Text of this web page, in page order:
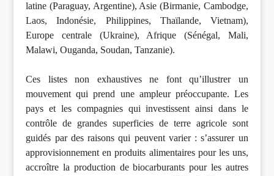
latine (Paraguay, Argentine), Asie (Birmanie, Cambodge,
Laos, Indonésie, Philippines, Thaïlande, Vietnam),
Europe centrale (Ukraine), Afrique (Sénégal, Mali,
Malawi, Ouganda, Soudan, Tanzanie).
Ces listes non exhaustives ne font qu’illustrer un
mouvement qui prend une ampleur préoccupante. Les
pays et les compagnies qui investissent ainsi dans le
contrôle de grandes superficies de terre agricole sont
guidés par des raisons qui peuvent varier : s’assurer un
approvisionnement en produits alimentaires pour les uns,
accroître la production de biocarburants pour les autres